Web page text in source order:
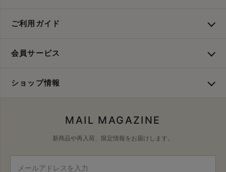
ご利用ガイド
会員サービス
ショップ情報
MAIL MAGAZINE
新商品や再入荷、限定情報をお届けします。